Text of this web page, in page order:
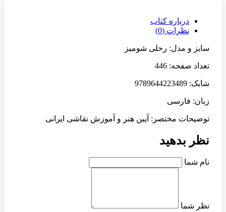
درباره کتاب
نظرات (0)
سایز و مدل: رحلی شومیز
تعداد صفحه: 446
شابک: 9789644223489
زبان: فارسی
توضیحات مختصر: آیین هنر و آموزش نقاشی ایرانی
نظر بدهید
نام شما
نظر شما